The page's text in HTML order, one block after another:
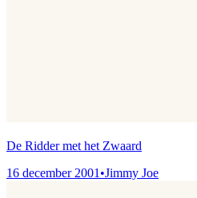
De Ridder met het Zwaard
16 december 2001 •Jimmy Joe